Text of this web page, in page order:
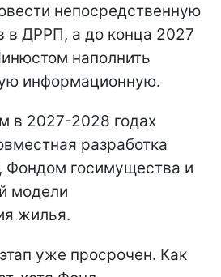
непосредственную
в ДРРП, а до конца 2027
наполнить
информационную.
в 2027-2028 годах
разработка
госимущества и
модели
жилья.
уже просрочен. Как